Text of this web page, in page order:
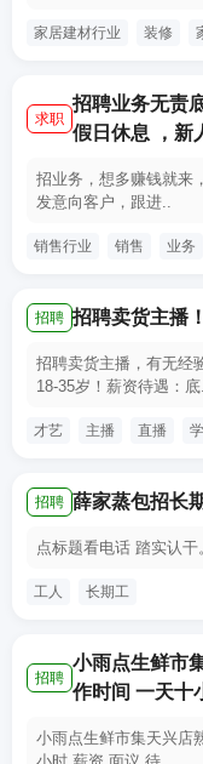
家居建材行业 装修
求职
招聘业务无责
假日休息 ，新
招业务，想多赚钱就来
发意向客户，跟进..
销售行业 销售 业务
招聘 招聘卖货主播
招聘卖货主播，有无经
18-35岁！薪资待遇：
才艺 主播 直播
招聘 薛家蒸包招长
点标题看电话 踏实认
工人 长期工
招聘
小雨点生鲜市
作时间 一天十
小雨点生鲜市集天兴店